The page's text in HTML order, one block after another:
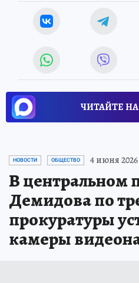
ЧИТАЙТЕ
НОВОСТИ ОБЩЕСТВО 4 июня 2026
В центральном
Демидова по
прокуратуры
камеры